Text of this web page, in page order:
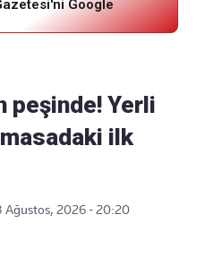
Google
peşinde! Yerli
ilk
Ağustos, 2026 - 20:20